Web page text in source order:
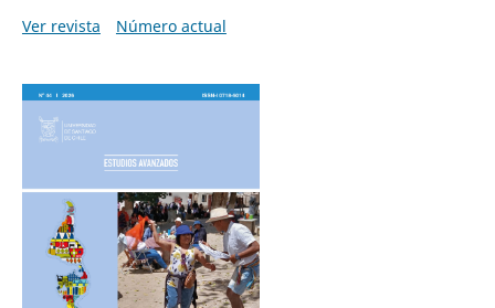
Ver revista
Número actual